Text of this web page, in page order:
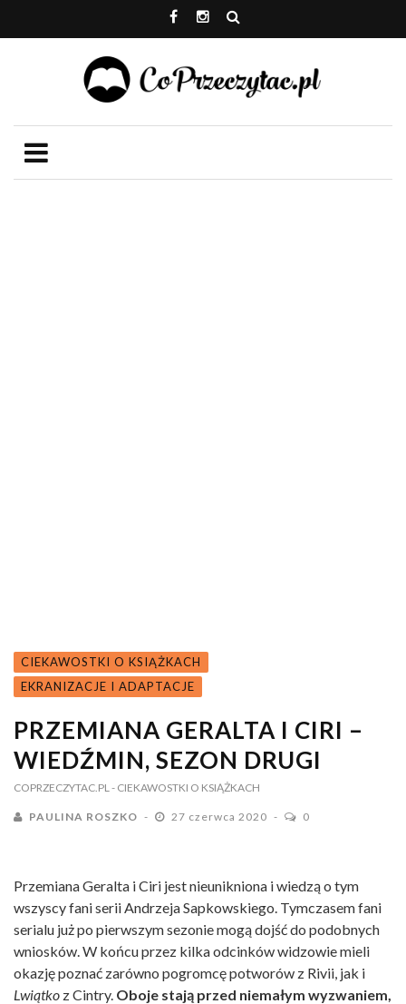
CIEKAWOSTKI O KSIĄŻKACH
EKRANIZACJE I ADAPTACJE
PRZEMIANA GERALTA I CIRI –
WIEDŹMIN, SEZON DRUGI
COPRZECZYTAC.PL - CIEKAWOSTKI O KSIĄŻKACH
PAULINA ROSZKO 27 czerwca 2020 0
Przemiana Geralta i Ciri jest nieunikniona i wiedzą o tym
wszyscy fani serii Andrzeja Sapkowskiego. Tymczasem fani
serialu już po pierwszym sezonie mogą dojść do podobnych
wniosków. W końcu przez kilka odcinków widzowie mieli
okazję poznać zarówno pogromcę potworów z Rivii, jak i
Lwiątko z Cintry. Oboje stają przed niemałym wyzwaniem,